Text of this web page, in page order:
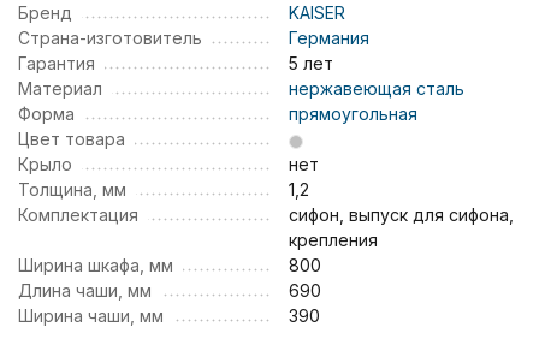
Бренд
KAISER
Страна-изготовитель
Германия
Гарантия
5 лет
Материал
нержавеющая сталь
Форма
прямоугольная
Цвет товара
Крыло
нет
Толщина, мм
1,2
Комплектация
сифон, выпуск для сифона,
крепления
Ширина шкафа, мм
800
Длина чаши, мм
690
Ширина чаши, мм
390